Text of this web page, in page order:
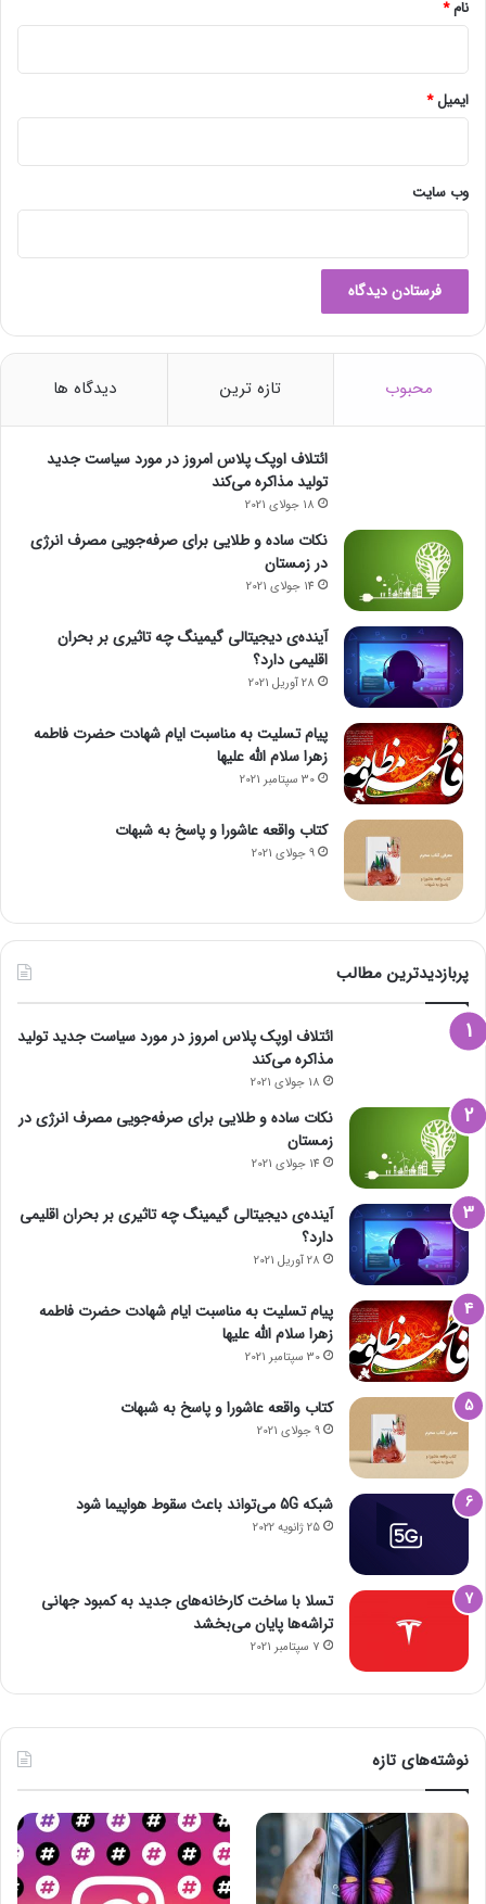
نام*
ایمیل*
وب‌ سایت
محبوب تازه ترین دیدگاه ها
ائتلاف اوپک پلاس امروز در مورد سیاست جدید
تولید مذاکره می‌کند
18 جولای 2021
نکات ساده و طلایی برای صرفه‌جویی مصرف انرژی
در زمستان
14 جولای 2021
آینده‌ی دیجیتالی گیمینگ چه تاثیری بر بحران
اقلیمی دارد؟
28 آوریل 2021
پیام تسلیت به مناسبت ایام شهادت حضرت فاطمه
زهرا سلام الله علیها
30 سپتامبر 2021
کتاب واقعه عاشورا و پاسخ به شبهات
9 جولای 2021
پربازدیدترین مطالب
ائتلاف اوپک پلاس امروز در مورد سیاست جدید تولید
مذاکره می‌کند
18 جولای 2021
نکات ساده و طلایی برای صرفه‌جویی مصرف انرژی در
زمستان
14 جولای 2021
آینده‌ی دیجیتالی گیمینگ چه تاثیری بر بحران اقلیمی
دارد؟
28 آوریل 2021
پیام تسلیت به مناسبت ایام شهادت حضرت فاطمه
زهرا سلام الله علیها
30 سپتامبر 2021
کتاب واقعه عاشورا و پاسخ به شبهات
9 جولای 2021
شبکه 5G می‌تواند باعث سقوط هواپیما شود
25 ژانویه 2022
تسلا با ساخت کارخانه‌های جدید به کمبود جهانی
تراشه‌ها پایان می‌بخشد
7 سپتامبر 2021
نوشته‌های تازه